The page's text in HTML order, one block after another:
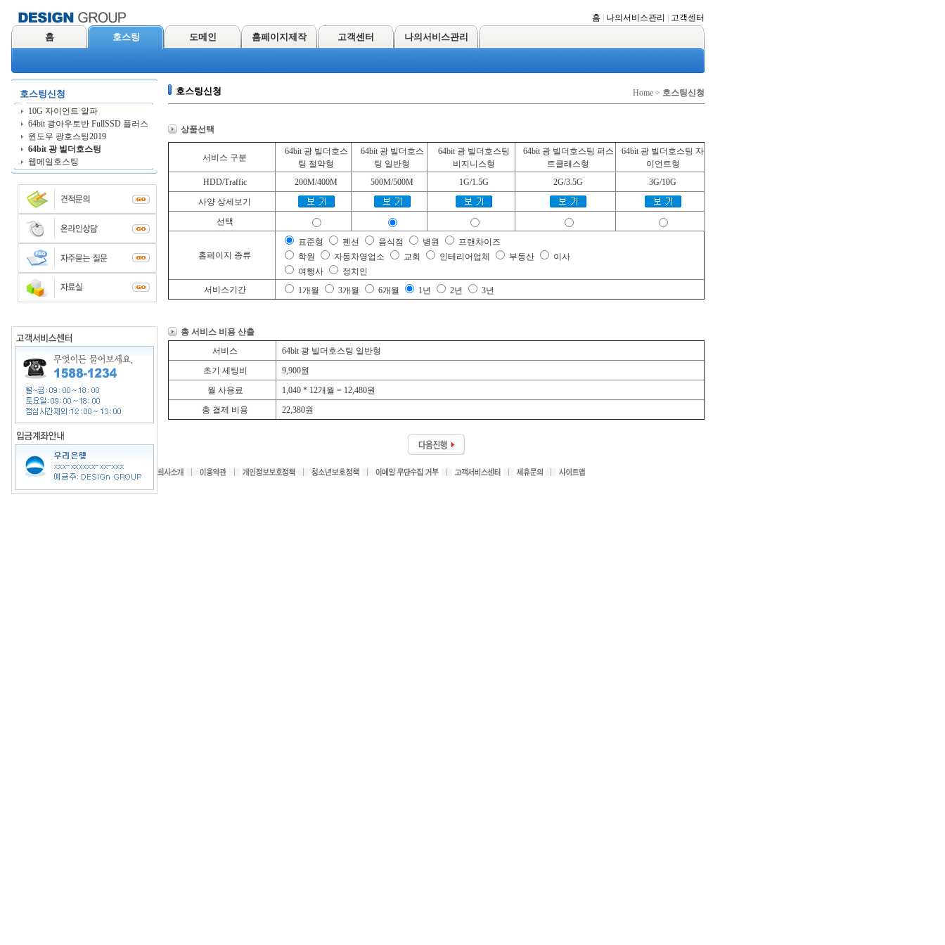
홈 나의서비스관리 고객센터
홈 호스팅 도메인 홈페이지제작 고객센터 나의서비스관리
호스팅신청
10G 자이언트 알파
64bit 광아우토반 FullSSD 플러스
윈도우 광호스팅2019
64bit 광 빌더호스팅
웹메일호스팅
호스팅신청 Home > 호스팅신청
상품선택
서비스 구분
64bit 광 빌더호스
팅 절약형
64bit 광 빌더호스
팅 일반형
64bit 광 빌더호스팅
비지니스형
64bit 광 빌더호스팅 퍼스
트클래스형
64bit 광 빌더호스팅 자
이언트형
HDD/Traffic
200M/400M 500M/500M 1G/1.5G 2G/3.5G
3G/10G
사양 상세보기
선택
홈페이지 종류
표준형 펜션 음식점 병원
프랜차이즈
학원
자동차영업소 교회 인테리어업체 부동산
이사
여행사
정치인
서비스기간
1개월 3개월 6개월 1년 2년 3년
총 서비스 비용 산출
서비스
64bit 광 빌더호스팅 일반형
초기 세팅비
9,900원
월 사용료
1,040 * 12개월 = 12,480원
총 결제 비용
22,380원